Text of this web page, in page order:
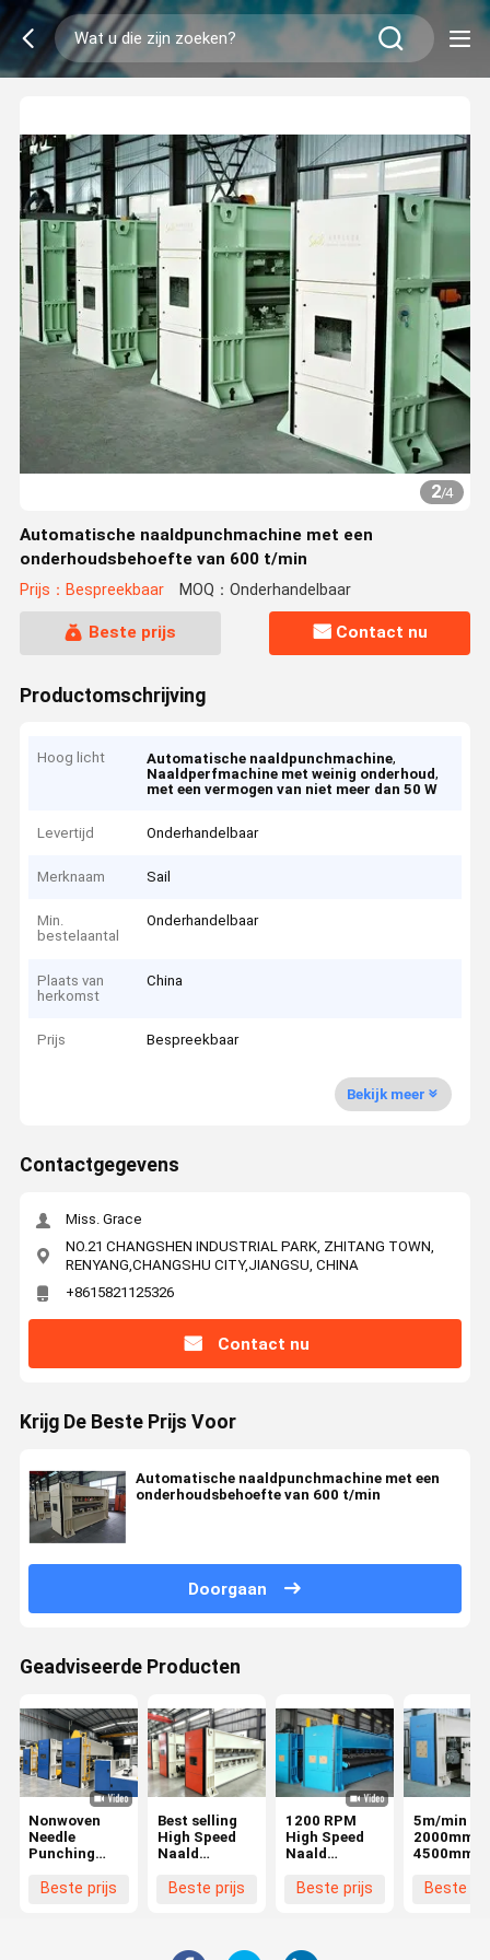
2/4
Automatische naaldpunchmachine met een
onderhoudsbehoefte van 600 t/min
Prijs：Bespreekbaar MOQ：Onderhandelbaar
Beste prijs Contact nu
Productomschrijving
Hoog licht Automatische naaldpunchmachine,
Naaldperfmachine met weinig onderhoud,
met een vermogen van niet meer dan 50 W
Levertijd Onderhandelbaar
Merknaam Sail
Min.
bestelaantal
Onderhandelbaar
Plaats van
herkomst
China
Prijs Bespreekbaar
Bekijk meer
Contactgegevens
Miss. Grace
NO.21 CHANGSHEN INDUSTRIAL PARK, ZHITANG TOWN,
RENYANG,CHANGSHU CITY,JIANGSU, CHINA
+8615821125326
Contact nu
Krijg De Beste Prijs Voor
Automatische naaldpunchmachine met een
onderhoudsbehoefte van 600 t/min
Doorgaan
Geadviseerde Producten
Nonwoven
Needle
Punching
Beste prijs
Best selling
High Speed
Naald
Machine met
systeem
Beste prijs
1200 RPM
High Speed
Naald
Machine
productielijn
Beste prijs
5m/min
2000mm ~
4500mm
Beste